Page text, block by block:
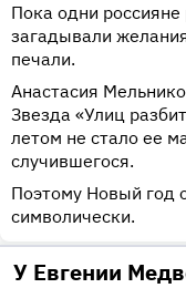
Пока одни
загадывали
печали.
Анастасия
Звезда «Улиц
летом не стало ее
случившегося.
Поэтому Новый год
символически.
У Евгении